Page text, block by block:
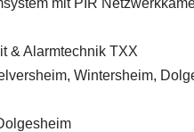
mit PIR
& Alarmtechnik TXX
Wintersheim,